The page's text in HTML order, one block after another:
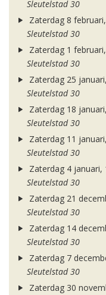
Sleutelstad 30
Zaterdag 8
Sleutelstad 30
Zaterdag 1
Sleutelstad 30
Zaterdag 25
Sleutelstad 30
Zaterdag 18
Sleutelstad 30
Zaterdag 11
Sleutelstad 30
Zaterdag 4 januari,
Sleutelstad 30
Zaterdag 21
Sleutelstad 30
Zaterdag 14
Sleutelstad 30
Zaterdag 7
Sleutelstad 30
Zaterdag 30